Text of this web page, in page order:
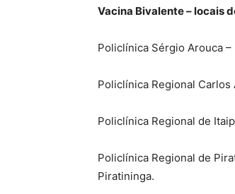
Vacina Bivalente – locais
Policlínica Sérgio Arouca –
Policlínica Regional Carlos
Policlínica Regional de
Policlínica Regional de
Piratininga.